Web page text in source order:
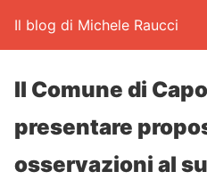
Il blog di Michele Raucci
Il Comune di
presentare
osservazioni al